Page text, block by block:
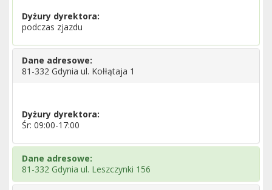
Dyżury dyrektora:
podczas zjazdu
Dane adresowe:
81-332 Gdynia ul. Kołłątaja 1
Dyżury dyrektora:
Śr: 09:00-17:00
Dane adresowe:
81-332 Gdynia ul. Leszczynki 156